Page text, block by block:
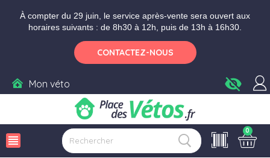
À compter du 29 juin, le service après-vente sera ouvert aux
horaires suivants : de 8h30 à 12h, puis de 13h à 16h30.
CONTACTEZ-NOUS
Mon véto visibility_off
view_headline
0